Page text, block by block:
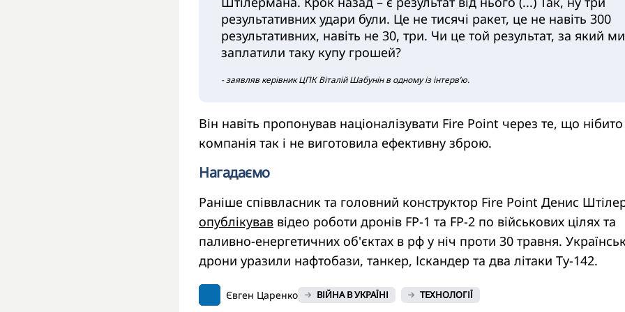
результативних удари були. Це не тисячі ракет, це не навіть 300
результативних, навіть не 30, три. Чи це той результат, за який ми
заплатили таку купу грошей?
- заявляв керівник ЦПК Віталій Шабунін в одному із інтервʼю.
Він навіть пропонував націоналізувати Fire Point через те, що нібито
компанія так і не виготовила ефективну зброю.
Нагадаємо
Раніше співвласник та головний конструктор Fire Point Денис
опублікував відео роботи дронів FP-1 та FP-2 по військових цілях та
паливно-енергетичних об'єктах в рф у ніч проти 30 травня.
дрони уразили нафтобази, танкер, Іскандер та два літаки Ту-142.
Євген Царенко ВІЙНА В УКРАЇНІ ТЕХНОЛОГІЇ